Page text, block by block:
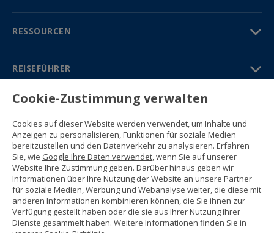
RESSOURCEN
REISEFÜHRER
PARTNER
Kontakt
Gratisbroschüre
(+34) 91 594 37 76
Gustavo Fernández Balbuena, 11
28002 Madrid, Spain
Sitemap
Nutzungsbedingungen
Datenschutzerklärung
Cookie-Zustimmung verwalten
Cookies auf dieser Website werden verwendet, um Inhalte und
Anzeigen zu personalisieren, Funktionen für soziale Medien
bereitzustellen und den Datenverkehr zu analysieren. Erfahren
Sie, wie Google Ihre Daten verwendet, wenn Sie auf unserer
Website Ihre Zustimmung geben. Darüber hinaus geben wir
Informationen über Ihre Nutzung der Website an unsere Partner
für soziale Medien, Werbung und Webanalyse weiter, die diese mit
anderen Informationen kombinieren können, die Sie ihnen zur
Verfügung gestellt haben oder die sie aus Ihrer Nutzung ihrer
Dienste gesammelt haben. Weitere Informationen finden Sie in